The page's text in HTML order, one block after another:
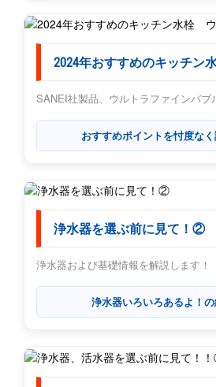
2024年おすすめのキッチン
SANEI社製品、ウルトラファインバブ
おすすめポイントを忖度な
浄水器を選ぶ前に見て！②
浄水器および基礎情報を解説します！
浄水器いろいろあるよ！